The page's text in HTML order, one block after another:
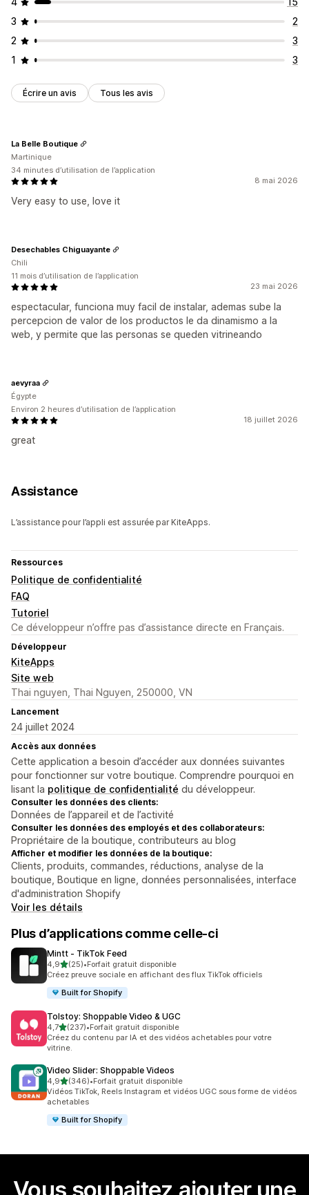
3
2
2
3
1
3
Écrire un avis Tous les avis
8 mai 2026
Very easy to use, love it
La Belle Boutique
Martinique
34 minutes d’utilisation de l’application
23 mai 2026
espectacular, funciona muy facil de instalar, ademas sube la
percepcion de valor de los productos le da dinamismo a la
web, y permite que las personas se queden vitrineando
Desechables Chiguayante
Chili
11 mois d’utilisation de l’application
18 juillet 2026
great
aevyraa
Égypte
Environ 2 heures d’utilisation de l’application
Assistance
L’assistance pour l’appli est assurée par KiteApps.
Ressources
Politique de confidentialité
FAQ
Tutoriel
Ce développeur n’offre pas d’assistance directe en Français.
Développeur
KiteApps
Site web
Thai nguyen, Thai Nguyen, 250000, VN
Lancement
24 juillet 2024
Accès aux données
Cette application a besoin d’accéder aux données suivantes
pour fonctionner sur votre boutique. Comprendre pourquoi en
lisant la politique de confidentialité du développeur.
Consulter les données des clients:
Données de l’appareil et de l’activité
Consulter les données des employés et des collaborateurs:
Propriétaire de la boutique, contributeurs au blog
Afficher et modifier les données de la boutique:
Clients, produits, commandes, réductions, analyse de la
boutique, Boutique en ligne, données personnalisées, interface
d'administration Shopify
Voir les détails
Plus d’applications comme celle-ci
Mintt ‑ TikTok Feed
4,9étoile(s) sur 5
(25)
25 avis au total
•Forfait gratuit disponible
Créez preuve sociale en affichant des flux TikTok officiels
Built for Shopify
Tolstoy: Shoppable Video & UGC
4,7étoile(s) sur 5
(237)
237 avis au total
•Forfait gratuit disponible
Créez du contenu par IA et des vidéos achetables pour votre
vitrine.
Video Slider: Shoppable Videos
4,9étoile(s) sur 5
(346)
346 avis au total
•Forfait gratuit disponible
Vidéos TikTok, Reels Instagram et vidéos UGC sous forme de vidéos
achetables
Built for Shopify